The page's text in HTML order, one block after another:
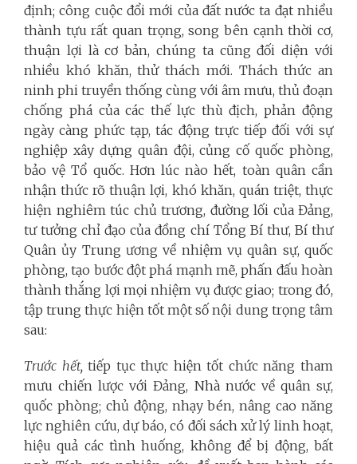
định; công cuộc đổi mới của đất nước ta đạt nhiều
thành tựu rất quan trọng, song bên cạnh thời cơ,
thuận lợi là cơ bản, chúng ta cũng đối diện với
nhiều khó khăn, thử thách mới. Thách thức an
ninh phi truyền thống cùng với âm mưu, thủ đoạn
chống phá của các thế lực thù địch, phản động
ngày càng phức tạp, tác động trực tiếp đối với sự
nghiệp xây dựng quân đội, củng cố quốc phòng,
bảo vệ Tổ quốc. Hơn lúc nào hết, toàn quân cần
nhận thức rõ thuận lợi, khó khăn, quán triệt, thực
hiện nghiêm túc chủ trương, đường lối của Đảng,
tư tưởng chỉ đạo của đồng chí Tổng Bí thư, Bí thư
Quân ủy Trung ương về nhiệm vụ quân sự, quốc
phòng, tạo bước đột phá mạnh mẽ, phấn đấu hoàn
thành thắng lợi mọi nhiệm vụ được giao; trong đó,
tập trung thực hiện tốt một số nội dung trọng tâm
sau:
Trước hết,tiếp tục thực hiện tốt chức năng tham
mưu chiến lược với Đảng, Nhà nước về quân sự,
quốc phòng; chủ động, nhạy bén, nâng cao năng
lực nghiên cứu, dự báo, có đối sách xử lý linh hoạt,
hiệu quả các tình huống, không để bị động, bất